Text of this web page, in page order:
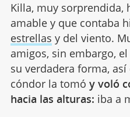
Killa, muy sorprendida,
amable y que contaba
estrellas y del viento.
amigos, sin embargo,
su verdadera forma,
cóndor la tomó y voló
hacia las alturas: iba a